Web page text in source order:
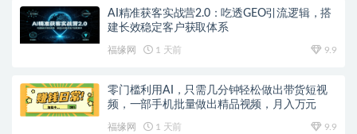
AI精准获客实战营2.0：吃透GEO引流逻辑，搭
建长效稳定客户获取体系
福缘网 1 天前 9.9
零门槛利用AI，只需几分钟轻松做出带货短视
频，一部手机批量做出精品视频，月入万元
福缘网 1 天前 9.9